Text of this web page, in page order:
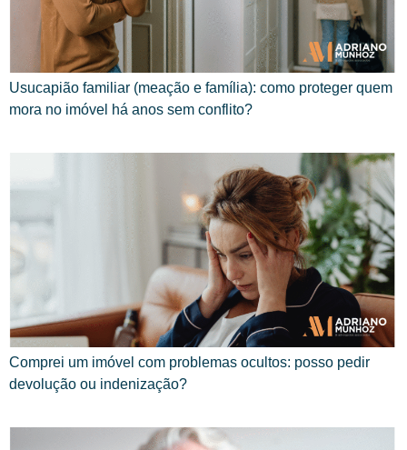
Usucapião familiar (meação e família): como proteger quem
mora no imóvel há anos sem conflito?
Comprei um imóvel com problemas ocultos: posso pedir
devolução ou indenização?